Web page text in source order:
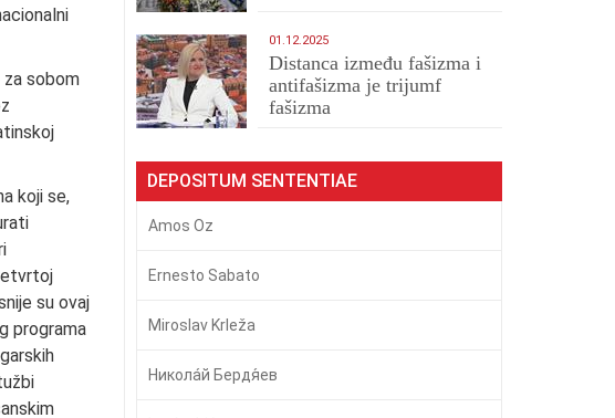
za sobom
koji se,
su ovaj
programa
01.12.2025
Distanca između fašizma i
antifašizma je trijumf
fašizma
DEPOSITUM SENTENTIAE
Amos Oz
Ernesto Sabato
Miroslav Krleža
Никола́й Бердя́ев